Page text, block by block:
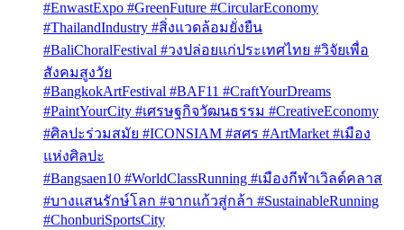
#EnwastExpo #GreenFuture #CircularEconomy
#ThailandIndustry #สิ่งแวดล้อมยั่งยืน
#BaliChoralFestival #วงปล่อยแก่ประเทศไทย #วิจัยเพื่อ
สังคมสูงวัย
#BangkokArtFestival #BAF11 #CraftYourDreams
#PaintYourCity #เศรษฐกิจวัฒนธรรม #CreativeEconomy
#ศิลปะร่วมสมัย #ICONSIAM #สศร #ArtMarket #เมือง
แห่งศิลปะ
#Bangsaen10 #WorldClassRunning #เมืองกีฬาเวิลด์คลาส
#บางแสนรักษ์โลก #จากแก้วสู่กล้า #SustainableRunning
#ChonburiSportsCity